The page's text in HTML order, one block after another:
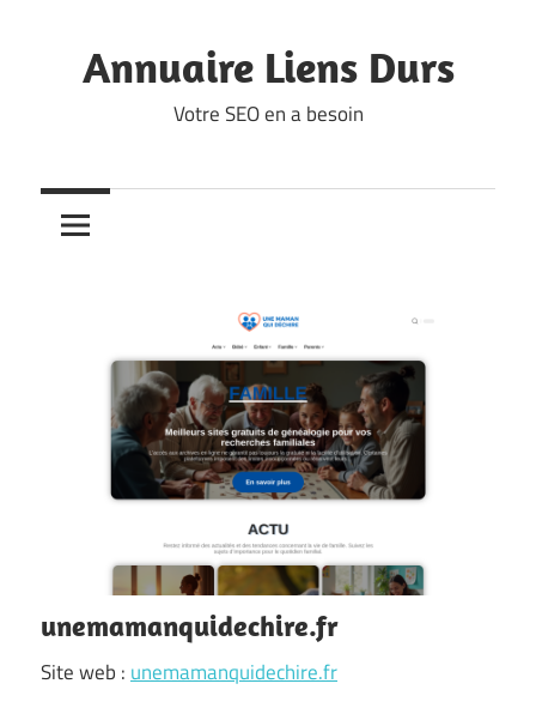
contentAnnuaire Liens Durs
Votre SEO en a besoin
unemamanquidechire.fr
Site web : unemamanquidechire.fr